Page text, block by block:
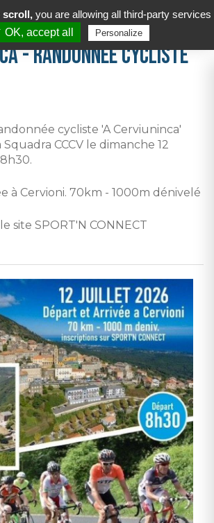
- Randonnée cycliste
cycliste 'A Cerviuninca'
CCCV le dimanche 12
à Cervioni. 70km - 1000m dénivelé
site SPORT'N CONNECT
scroll, you are allowing all third-party services
OK, accept all
Personalize